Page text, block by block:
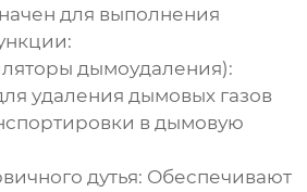
для выполнения
дымоудаления):
удаления дымовых газов
в дымовую
дутья: Обеспечивают